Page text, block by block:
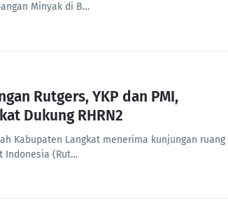
Minyak di B…
Rutgers, YKP dan PMI,
Dukung RHRN2
Kabupaten Langkat menerima kunjungan ruang
Indonesia (Rut…